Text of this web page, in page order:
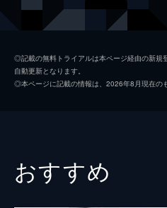
◎記載の無料トライアルは本ページ経由の新規
自動更新となります。
◎本ページに記載の情報は、2026年8月現在のも
おすすめ